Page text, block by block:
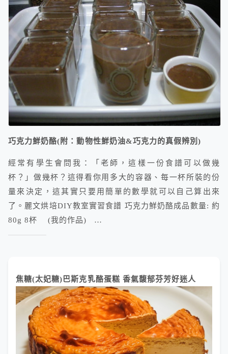
巧克力鮮奶酪(附：動物性鮮奶油&巧克力的真假辨別)
經常有學生會問我：「老師，這樣一份食譜可以做幾
杯？」做幾杯？這得看你用多大的容器、每一杯所裝的份
量來決定，這其實只要用簡單的數學就可以自己算出來
了。麗文烘培DIY教室實習食譜 巧克力鮮奶酪成品數量: 約
80g 8杯 (我的作品) …
焦糖(太妃糖)巴斯克乳酪蛋糕 香氣馥郁芬芳好迷人